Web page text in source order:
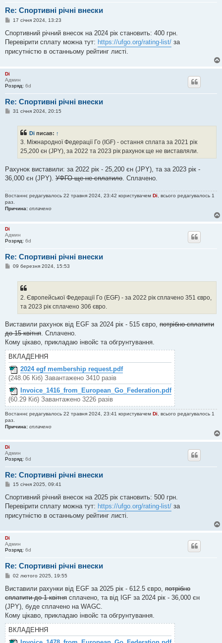
Re: Спортивні річні внески
П
в
д
о
м
н
я
17 січня 2024, 13:23
Спортивний річний внесок на 2024 рік становить: 400 грн.
Перевірити сплату можна тут: https://ufgo.org/rating-list/ за
присутністю в останньому рейтинг листі.
Di
Админ
Розряд: 6d
Re: Спортивні річні внески
П
н
я
31 січня 2024, 20:15
Di писав: ↑
3. Міжнародної Федерації Го (IGF) - остання сплата за 2021 рік
25,200 єн (JPY), за 2022 та 2023 рік рахунок ще не виставляли.
Рахунок виставили: за 2022 рік - 25,200 єн (JPY), та за 2023 рік -
36,000 єн (JPY). УФГО ще не сплатило . Сплачено.
Востаннє редагувалось 22 травня 2024, 23:42 користувачем Di , всього редагувалось 1
раз.
Причина: сплачено
Di
Админ
Розряд: 6d
Re: Спортивні річні внески
П
н
я
09 березня 2024, 15:53
2. Європейської Федерації Го (EGF) - за 2022 рік сплачено 351 євро,
та 2023 рік сплачено 306 євро.
Виставили рахунок від EGF за 2024 рік - 515 євро, потрібно сплатити
до 15 квітня . Сплачено.
Кому цікаво, прикладаю інвойс та обгрунтування.
ВКЛАДЕННЯ
2024 egf membership request.pdf
(248.06 Кіб) Завантажено 3410 разів
Invoice_1416_from_European_Go_Federation.pdf
(60.29 Кіб) Завантажено 3226 разів
Востаннє редагувалось 22 травня 2024, 23:41 користувачем Di , всього редагувалось 1
раз.
Причина: сплачено
Di
Админ
Розряд: 6d
Re: Спортивні річні внески
П
в
д
о
е
н
я
15 січня 2025, 09:41
Спортивний річний внесок на 2025 рік становить: 500 грн.
Перевірити сплату можна тут: https://ufgo.org/rating-list/ за
присутністю в останньому рейтинг листі.
Di
Админ
Розряд: 6d
Re: Спортивні річні внески
П
в
д
о
л
е
н
н
я
02 лютого 2025, 19:55
Виставили рахунки від EGF за 2025 рік - 612.5 євро, потрібно
сплатити до 1 квітня сплачено, та від IGF за 2024 рік - 36,000 єн
(JPY), буде сплачено на WAGC.
Кому цікаво, прикладаю інвойс та обгрунтування.
ВКЛАДЕННЯ